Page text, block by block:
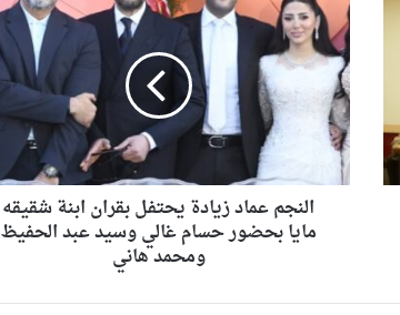
النجم عماد زيادة يحتفل بقران ابنة شقيقه
مايا بحضور حسام غالي وسيد عبد الحفيظ
ومحمد هاني